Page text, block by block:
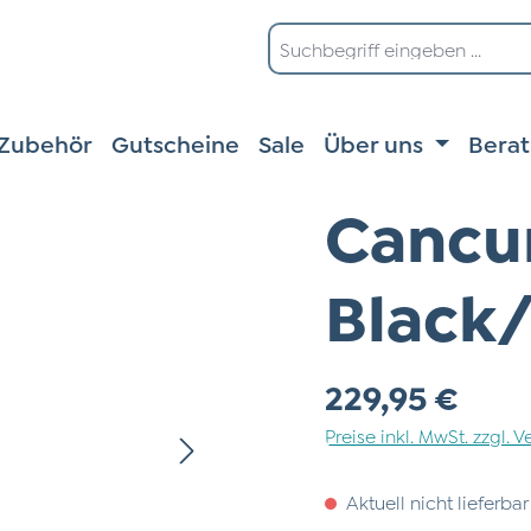
Gutscheine Sale Über uns
Regulärer Preis:
229,95 €
Preise inkl. MwSt. zzgl.
Aktuell nicht lieferbar